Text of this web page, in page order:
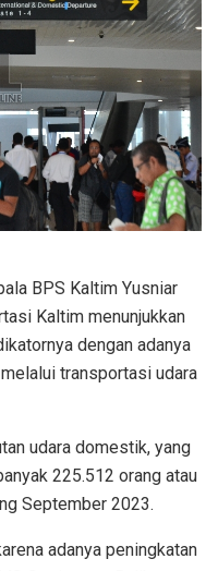
BPS Kaltim Yusniar
Kaltim menunjukkan
dengan adanya
transportasi udara
udara domestik, yang
225.512 orang atau
September 2023.
adanya peningkatan